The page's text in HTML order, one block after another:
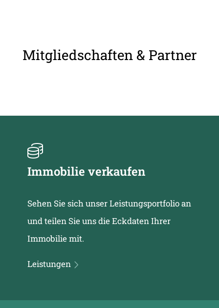
Mitgliedschaften & Partner
Immobilie verkaufen
Sehen Sie sich unser Leistungsportfolio an
und teilen Sie uns die Eckdaten Ihrer
Immobilie mit.
Leistungen